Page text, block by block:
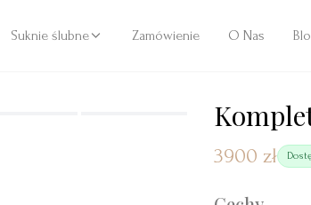
Suknie ślubne Zamówienie O Nas
3900 zł